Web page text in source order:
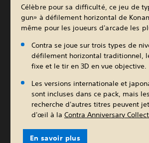
Célèbre pour sa difficulté, ce jeu de
gun» à défilement horizontal de
même pour les joueurs d'arcade les
Contra se joue sur trois types de
défilement horizontal traditionnel,
fixe et le tir en 3D en vue objective.
Les versions internationale et
sont incluses dans ce pack, mais
recherche d'autres titres peuvent
d'œil à la Contra Anniversary
En savoir plus